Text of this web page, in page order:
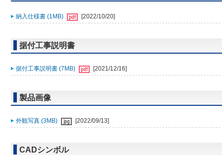
納入仕様書 (1MB) [2022/10/20]
据付工事説明書
据付工事説明書 (7MB) [2021/12/16]
製品画像
外観写真 (3MB) [2022/09/13]
CADシンボル